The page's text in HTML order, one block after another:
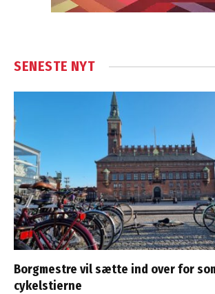
SENESTE NYT
Borgmestre vil sætte ind over for
cykelstierne